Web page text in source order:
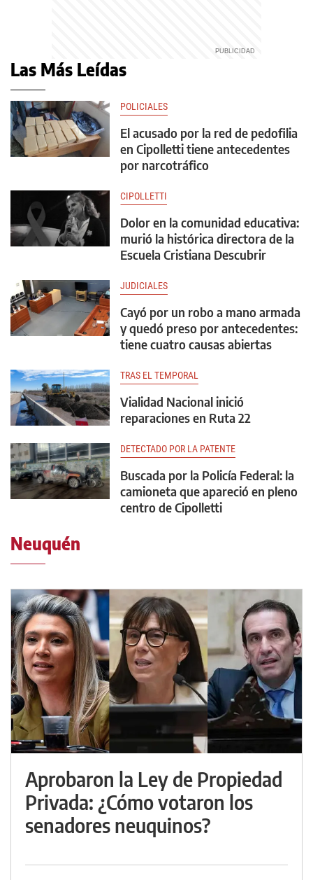
Las Más Leídas
POLICIALES
El acusado por la red de pedofilia
en Cipolletti tiene antecedentes
por narcotráfico
CIPOLLETTI
Dolor en la comunidad educativa:
murió la histórica directora de la
Escuela Cristiana Descubrir
JUDICIALES
Cayó por un robo a mano armada
y quedó preso por antecedentes:
tiene cuatro causas abiertas
TRAS EL TEMPORAL
Vialidad Nacional inició
reparaciones en Ruta 22
DETECTADO POR LA PATENTE
Buscada por la Policía Federal: la
camioneta que apareció en pleno
centro de Cipolletti
Neuquén
Aprobaron la Ley de Propiedad
Privada: ¿Cómo votaron los
senadores neuquinos?